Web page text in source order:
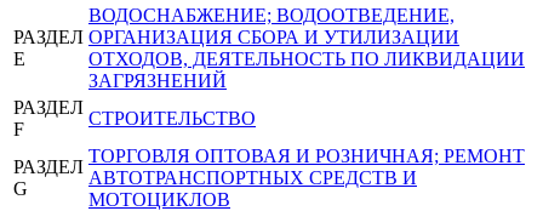
РАЗДЕЛ
E
ВОДОСНАБЖЕНИЕ; ВОДООТВЕДЕНИЕ,
ОРГАНИЗАЦИЯ СБОРА И УТИЛИЗАЦИИ
ОТХОДОВ, ДЕЯТЕЛЬНОСТЬ ПО ЛИКВИДАЦИИ
ЗАГРЯЗНЕНИЙ
РАЗДЕЛ
F
СТРОИТЕЛЬСТВО
РАЗДЕЛ
G
ТОРГОВЛЯ ОПТОВАЯ И РОЗНИЧНАЯ; РЕМОНТ
АВТОТРАНСПОРТНЫХ СРЕДСТВ И
МОТОЦИКЛОВ